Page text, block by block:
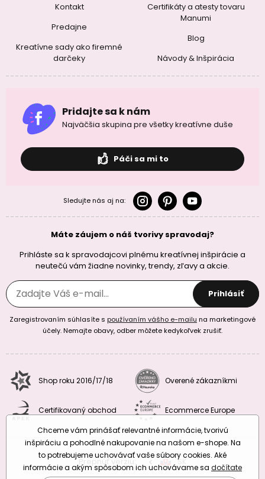
Kontakt
Predajne
Kreatívne sady ako firemné
darčeky
Certifikáty a atesty tovaru
Manumi
Blog
Návody & Inšpirácia
Pridajte sa k nám
Najväčšia skupina pre všetky kreatívne duše
Páči sa mi to
Sledujte nás aj na:
Máte záujem o náš tvorivy spravodaj?
Prihláste sa k spravodajcovi plnému kreatívnej inšpirácie a
neutečú vám žiadne novinky, trendy, zľavy a akcie.
Prihlásiť
Zaregistrovaním súhlasíte s používaním vášho e-mailu na marketingové
účely. Nemajte obavy, odber môžete kedykoľvek zrušiť.
Shop roku 2016/17/18 Overené zákazníkmi
Certifikovaný obchod Ecommerce Europe
Prepnúť verziu: CZSK
Chceme vám prinášať relevantné informácie, tvorivú
inšpiráciu a pohodlné nakupovanie na našom e-shope. Na
to potrebujeme uchovávať vaše súbory cookies. Aké
informácie a akým spôsobom ich uchovávame sa dočítate